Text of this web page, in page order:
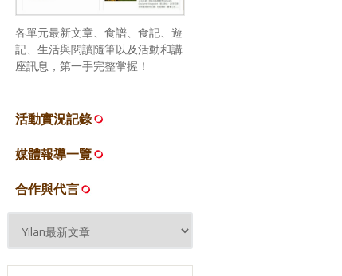
各單元最新文章、食譜、食記、遊
記、生活與閱讀隨筆以及活動和講
座訊息，第一手完整掌握！
活動實況記錄
媒體報導一覽
合作與代言